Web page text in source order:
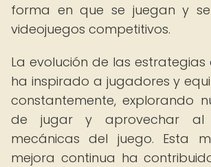
forma en que se juegan y
videojuegos competitivos.
La evolución de las estrategias
ha inspirado a jugadores y
constantemente, explorando
de jugar y aprovechar al
mecánicas del juego. Esta
mejora continua ha